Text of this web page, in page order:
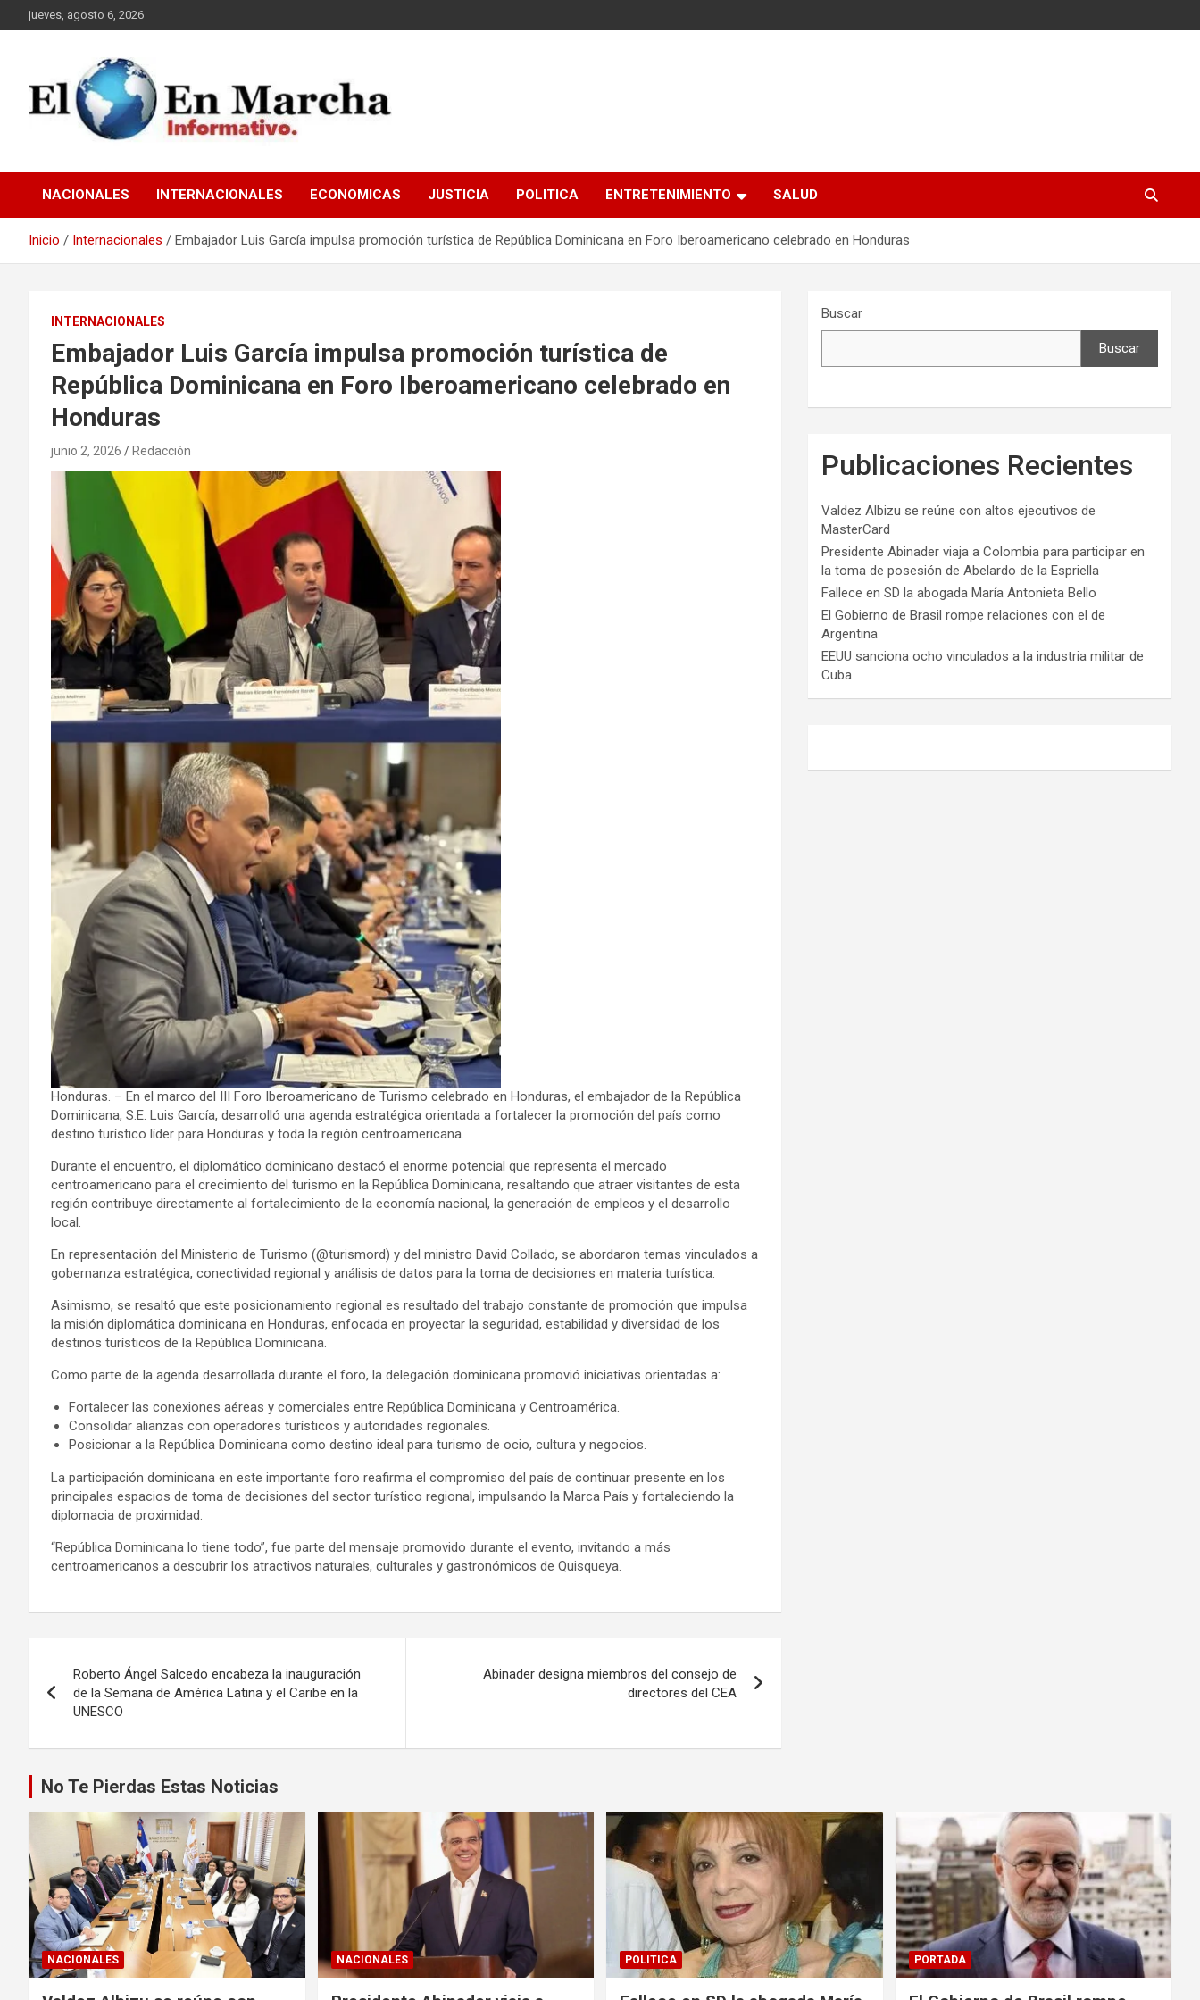
Saltar
al
jueves, agosto 6, 2026
elmundoenmarcha.net
NACIONALES INTERNACIONALES ECONOMICAS JUSTICIA POLITICA ENTRETENIMIENTO SALUD
Inicio Internacionales Embajador Luis García impulsa promoción turística de República Dominicana en Foro Iberoamericano celebrado en Honduras
INTERNACIONALES
Embajador Luis García impulsa promoción turística de
República Dominicana en Foro Iberoamericano celebrado en
Honduras
junio 2, 2026 Redacción
Honduras. – En el marco del III Foro Iberoamericano de Turismo celebrado en Honduras, el embajador de la República
Dominicana, S.E. Luis García, desarrolló una agenda estratégica orientada a fortalecer la promoción del país como
destino turístico líder para Honduras y toda la región centroamericana.
Durante el encuentro, el diplomático dominicano destacó el enorme potencial que representa el mercado
centroamericano para el crecimiento del turismo en la República Dominicana, resaltando que atraer visitantes de esta
región contribuye directamente al fortalecimiento de la economía nacional, la generación de empleos y el desarrollo
local.
En representación del Ministerio de Turismo (@turismord) y del ministro David Collado, se abordaron temas vinculados a
gobernanza estratégica, conectividad regional y análisis de datos para la toma de decisiones en materia turística.
Asimismo, se resaltó que este posicionamiento regional es resultado del trabajo constante de promoción que impulsa
la misión diplomática dominicana en Honduras, enfocada en proyectar la seguridad, estabilidad y diversidad de los
destinos turísticos de la República Dominicana.
Como parte de la agenda desarrollada durante el foro, la delegación dominicana promovió iniciativas orientadas a:
Fortalecer las conexiones aéreas y comerciales entre República Dominicana y Centroamérica.
Consolidar alianzas con operadores turísticos y autoridades regionales.
Posicionar a la República Dominicana como destino ideal para turismo de ocio, cultura y negocios.
La participación dominicana en este importante foro reafirma el compromiso del país de continuar presente en los
principales espacios de toma de decisiones del sector turístico regional, impulsando la Marca País y fortaleciendo la
diplomacia de proximidad.
“República Dominicana lo tiene todo”, fue parte del mensaje promovido durante el evento, invitando a más
centroamericanos a descubrir los atractivos naturales, culturales y gastronómicos de Quisqueya.
de
Roberto Ángel Salcedo encabeza la inauguración
de la Semana de América Latina y el Caribe en la
UNESCO
Abinader designa miembros del consejo de
directores del CEA
Buscar
Buscar
Publicaciones Recientes
Valdez Albizu se reúne con altos ejecutivos de
MasterCard
Presidente Abinader viaja a Colombia para participar en
la toma de posesión de Abelardo de la Espriella
Fallece en SD la abogada María Antonieta Bello
El Gobierno de Brasil rompe relaciones con el de
Argentina
EEUU sanciona ocho vinculados a la industria militar de
Cuba
No Te Pierdas Estas Noticias
NACIONALES NACIONALES POLITICA PORTADA